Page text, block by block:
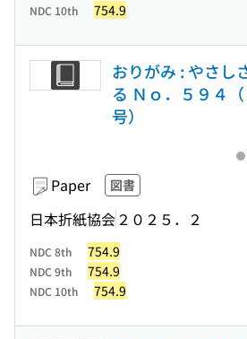
NDC 10th 754.9
おりがみ : やさし
る Ｎｏ．５９４
号）
Paper 図書
日本折紙協会 ２０２５．２
NDC 8th 754.9
NDC 9th 754.9
NDC 10th 754.9